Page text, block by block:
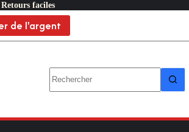
faciles
de l'argent